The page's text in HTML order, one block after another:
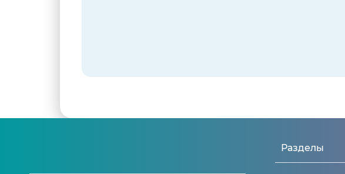
Разделы